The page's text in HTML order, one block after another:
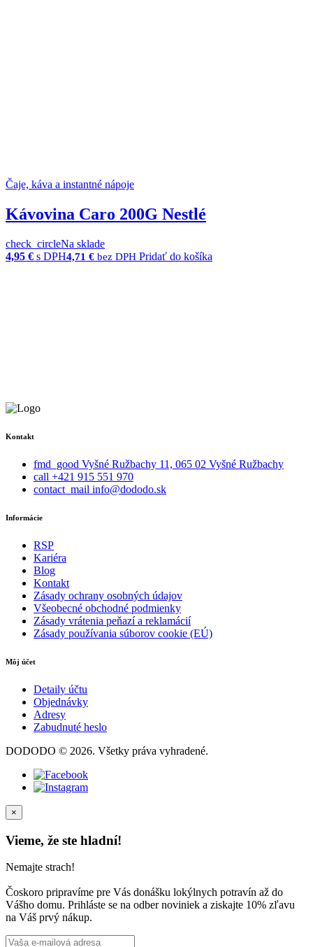
Čaje, káva a instantné nápoje
Kávovina Caro 200G Nestlé
check_circleNa sklade
4,95 € s DPH4,71 € bez DPH Pridať do košíka
Kontakt
fmd_good Vyšné Ružbachy 11, 065 02 Vyšné Ružbachy
call +421 915 551 970
contact_mail info@dododo.sk
Informácie
RSP
Kariéra
Blog
Kontakt
Zásady ochrany osobných údajov
Všeobecné obchodné podmienky
Zásady vrátenia peňazí a reklamácií
Zásady používania súborov cookie (EÚ)
Môj účet
Detaily účtu
Objednávky
Adresy
Zabudnuté heslo
DODODO © 2026. Všetky práva vyhradené.
×
Vieme, že ste hladní!
Nemajte strach!
Čoskoro pripravíme pre Vás donášku lokýlnych potravín až do
Vášho domu. Prihláste se na odber noviniek a ziskajte 10% zľavu
na Váš prvý nákup.